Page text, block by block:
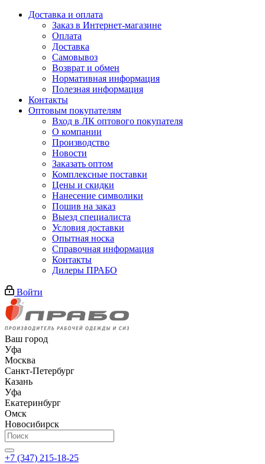
Доставка и оплата
Заказ в Интернет-магазине
Оплата
Доставка
Самовывоз
Возврат и обмен
Нормативная информация
Полезная информация
Контакты
Оптовым покупателям
Вход в ЛК оптового покупателя
О компании
Производство
Новости
Заказать оптом
Комплексные поставки
Цены и скидки
Нанесение символики
Пошив на заказ
Выезд специалиста
Условия доставки
Опытная носка
Справочная информация
Контакты
Дилеры ПРАБО
Войти
Ваш город
Уфа
Москва
Санкт-Петербург
Казань
Уфа
Екатеринбург
Омск
Новосибирск
+7 (347) 215-18-25